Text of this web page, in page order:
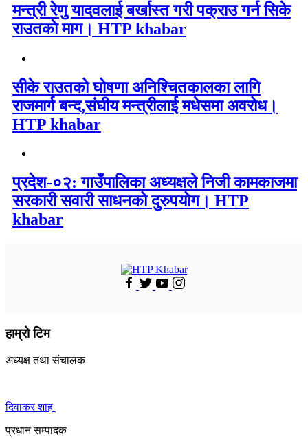
मन्त्री रेणु यादवलाई बर्खास्त गरी पक्राउ गर्न सिके
राउतकाे माग। HTP khabar
सीके राउतको घोषणा अनिश्चितकालका लागि
राजमार्ग बन्द,संघीय मन्त्रीलाई मधेसमा अवरोध।
HTP khabar
प्रदेश-०२: गाउँपालिका अध्यक्षले निजी कामकाजमा
सरकारी सवारी साधनको दुरुपयोग। HTP
khabar
हाम्रो टिम
अध्यक्ष तथा संचालक
दिवाकर शाह
प्रधान सम्पादक